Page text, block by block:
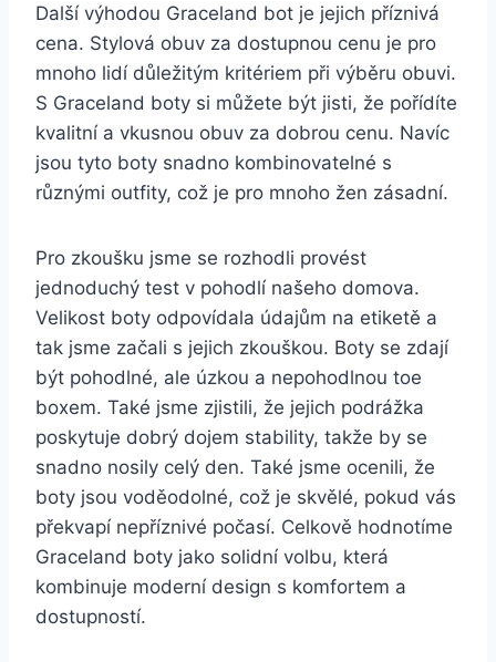
Další výhodou Graceland bot⁤ je jejich příznivá
cena. Stylová obuv za⁣ dostupnou cenu je pro
mnoho lidí ​důležitým kritériem při⁢ výběru obuvi.
S Graceland‌ boty ⁢si ‍můžete být jisti, že ​pořídíte
kvalitní a vkusnou obuv za ⁤dobrou ⁤cenu. Navíc⁤
jsou ⁢tyto boty snadno kombinovatelné s
různými‌ outfity, což je pro​ mnoho žen zásadní.
Pro ⁢zkoušku jsme se rozhodli provést
jednoduchý test ⁣v pohodlí⁣ našeho ⁢domova.
‍Velikost boty odpovídala údajům na ⁣etiketě a‌
tak jsme začali⁣ s ⁤jejich zkouškou.​ Boty se ⁣zdají
‌být pohodlné,‍ ale úzkou a nepohodlnou toe
boxem. Také jsme zjistili, že⁤ jejich podrážka
poskytuje dobrý dojem stability, takže‌ by ⁣se
snadno nosily ⁤celý den.⁢ Také jsme ocenili, že
boty jsou voděodolné, což⁤ je skvělé, pokud vás
překvapí ‍nepříznivé počasí. Celkově ​hodnotíme
Graceland boty jako solidní volbu, ⁤která
kombinuje ‌moderní design s komfortem a
dostupností.